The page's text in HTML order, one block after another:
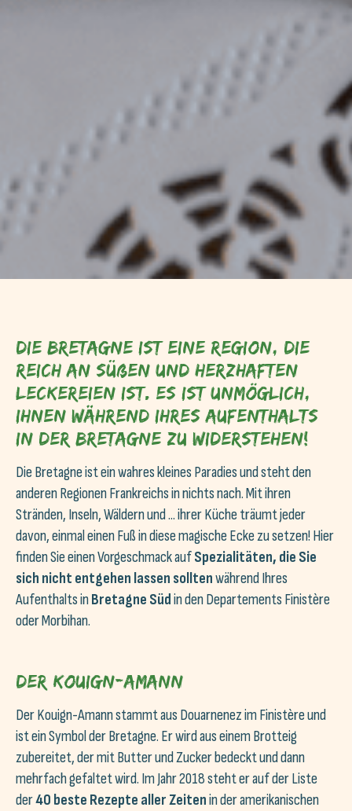
Die Bretagne ist eine Region, die
reich an süßen und herzhaften
Leckereien ist. Es ist unmöglich,
ihnen während Ihres Aufenthalts
in der Bretagne zu widerstehen!
Die Bretagne ist ein wahres kleines Paradies und steht den
anderen Regionen Frankreichs in nichts nach. Mit ihren
Stränden, Inseln, Wäldern und ... ihrer Küche träumt jeder
davon, einmal einen Fuß in diese magische Ecke zu setzen! Hier
finden Sie einen Vorgeschmack aufSpezialitäten, die Sie
sich nicht entgehen lassen solltenwährend Ihres
Aufenthalts inBretagne Südin den Departements Finistère
oder Morbihan.
Der Kouign-Amann
Der Kouign-Amann stammt aus Douarnenez im Finistère und
ist ein Symbol der Bretagne. Er wird aus einem Brotteig
zubereitet, der mit Butter und Zucker bedeckt und dann
mehrfach gefaltet wird. Im Jahr 2018 steht er auf der Liste
der40 beste Rezepte aller Zeitenin der amerikanischen